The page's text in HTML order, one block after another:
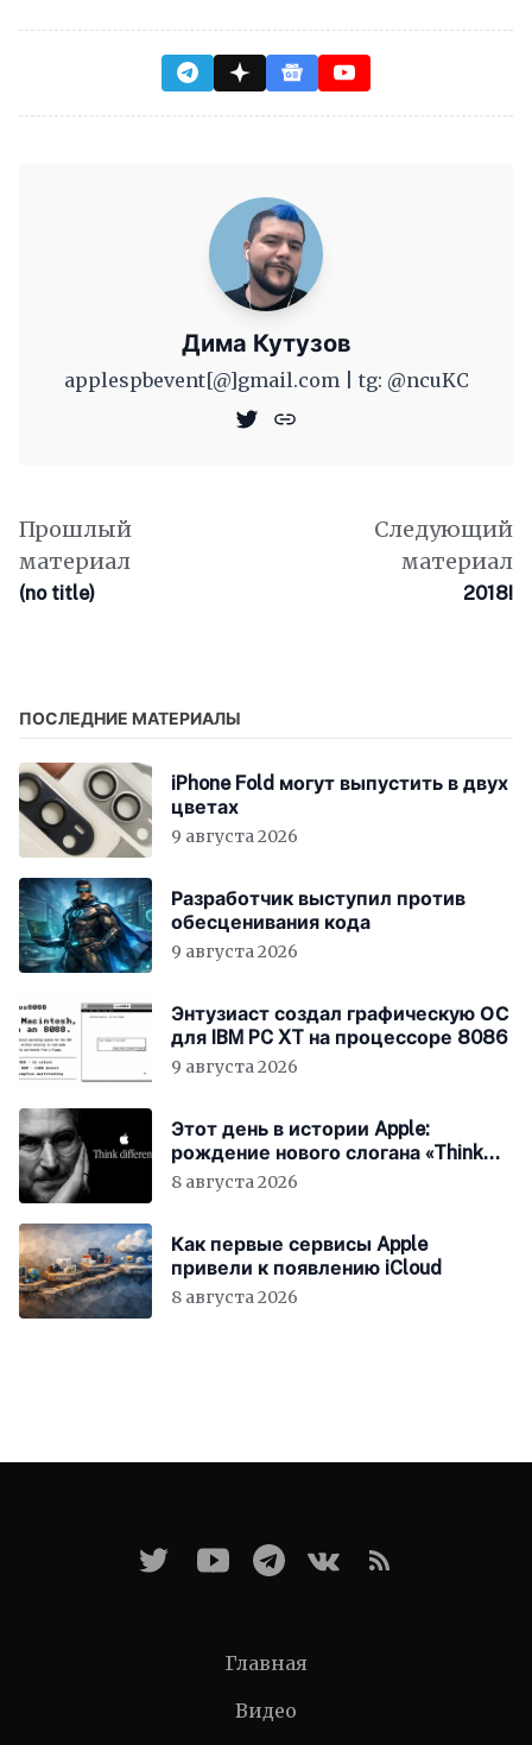
Дима Кутузов
applespbevent[@]gmail.com | tg: @ncuKC
Прошлый
материал
(no title)
Следующий
материал
2018!
ПОСЛЕДНИЕ МАТЕРИАЛЫ
iPhone Fold могут выпустить в двух
цветах
9 августа 2026
Разработчик выступил против
обесценивания кода
9 августа 2026
Энтузиаст создал графическую ОС
для IBM PC XT на процессоре 8086
9 августа 2026
Этот день в истории Apple:
рождение нового слогана «Think
Different»
8 августа 2026
Как первые сервисы Apple
привели к появлению iCloud
8 августа 2026
Главная
Видео